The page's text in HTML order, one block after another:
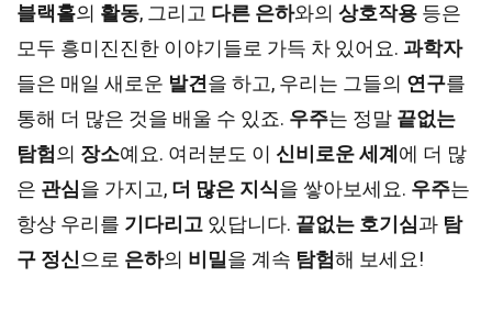
블랙홀의 활동, 그리고 다른 은하와의 상호작용 등은
모두 흥미진진한 이야기들로 가득 차 있어요. 과학자
들은 매일 새로운 발견 을 하고, 우리는 그들의 연구를
통해 더 많은 것을 배울 수 있죠. 우주는 정말 끝없는
탐험의 장소예요. 여러분도 이 신비로운 세계 에 더 많
은 관심을 가지고, 더 많은 지식을 쌓아보세요. 우주는
항상 우리를 기다리고 있답니다. 끝없는 호기심과 탐
구 정신 으로 은하의 비밀 을 계속 탐험해 보세요!